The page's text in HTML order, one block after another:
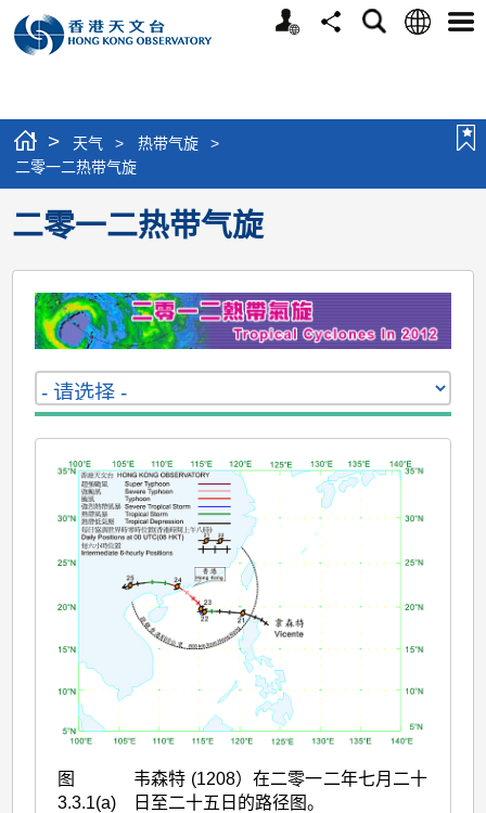
个
分
搜
语
选
> 天气 > 热带气旋
>
二零一二热带气旋
二零一二热带气旋
图
3.3.1(a)
韦森特 (1208）在二零一二年七月二十
日至二十五日的路径图。